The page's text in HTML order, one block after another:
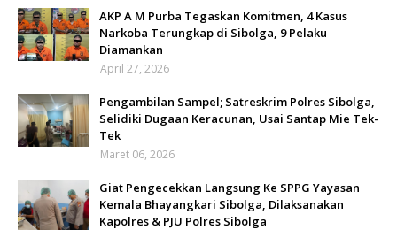
AKP A M Purba Tegaskan Komitmen, 4 Kasus
Narkoba Terungkap di Sibolga, 9 Pelaku
Diamankan
April 27, 2026
Pengambilan Sampel; Satreskrim Polres Sibolga,
Selidiki Dugaan Keracunan, Usai Santap Mie Tek-
Tek
Maret 06, 2026
Giat Pengecekkan Langsung Ke SPPG Yayasan
Kemala Bhayangkari Sibolga, Dilaksanakan
Kapolres & PJU Polres Sibolga